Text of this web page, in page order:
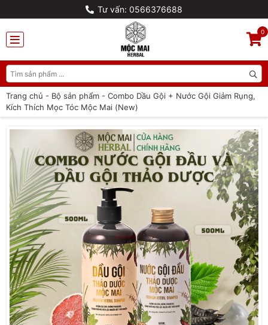
Tư vấn: 0566376688
0
Trang chủ - Bộ sản phẩm - Combo Dầu Gội + Nước Gội Giảm Rụng,
Kích Thích Mọc Tóc Mộc Mai (New)